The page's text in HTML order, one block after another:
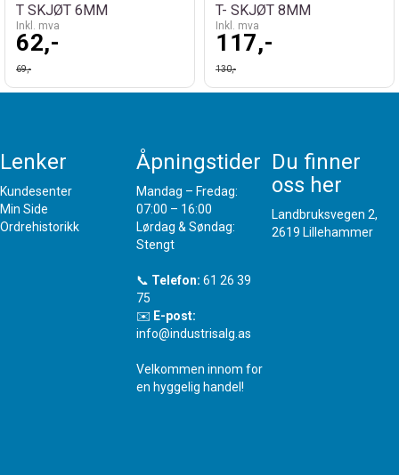
T SKJØT 6MM
Inkl. mva
62,-
69,-
T- SKJØT 8MM
Inkl. mva
117,-
130,-
Lenker
Kundesenter
Min Side
Ordrehistorikk
Åpningstider
Mandag – Fredag:
07:00 – 16:00
Lørdag & Søndag:
Stengt
📞 Telefon: 61 26 39
75
✉️ E-post:
info@industrisalg.as
Velkommen innom for
en hyggelig handel!
Du finner
oss her
Landbruksvegen 2,
2619 Lillehammer